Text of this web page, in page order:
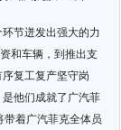
节迸发出强大的力
和车辆，到推出支
复工复产坚守岗
他们成就了广汽菲
着广汽菲克全体员